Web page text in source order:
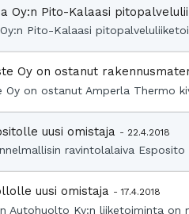
Oy:n Pito-Kalaasi
Pito-Kalaasi
Oy on ostanut
Oy on ostanut Amperla Thermo
uusi omistaja - 22.4.2018
ravintolalaiva
uusi omistaja - 17.4.2018
Autohuolto Ky:n liiketoiminta